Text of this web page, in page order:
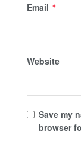
Email *
Website
Save my
browser